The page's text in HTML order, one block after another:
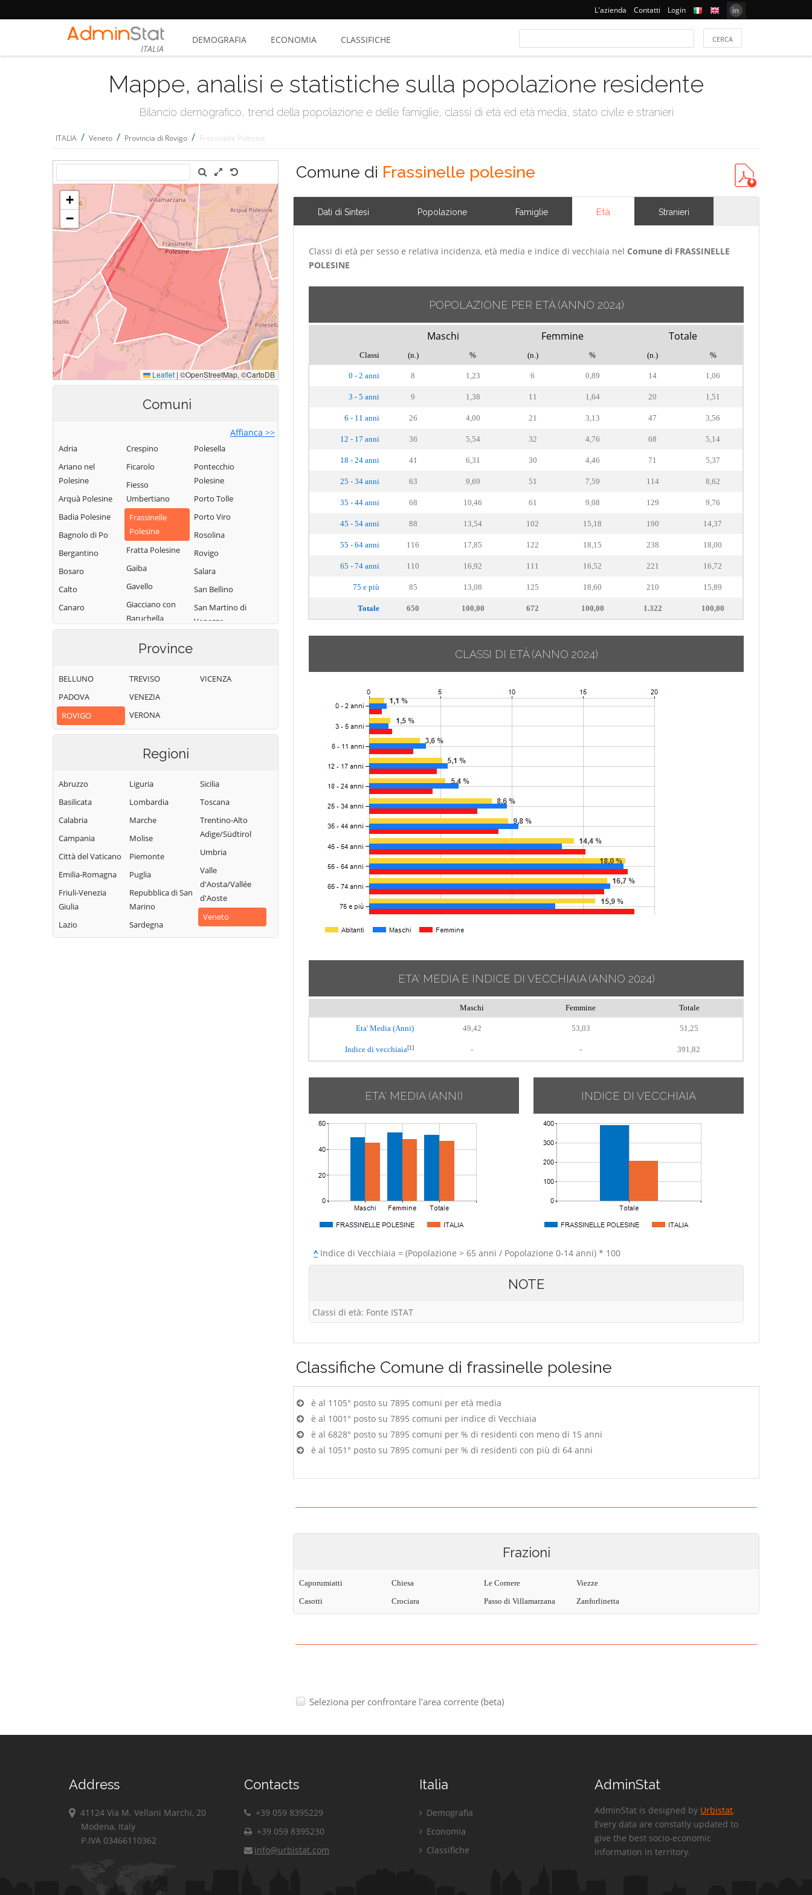
L'azienda Contatti Login
ITALIA
DEMOGRAFIA ECONOMIA CLASSIFICHE
Mappe, analisi e statistiche sulla popolazione residente
Bilancio demografico, trend della popolazione e delle famiglie, classi di età ed età media, stato civile e stranieri
ITALIA / Veneto / Provincia di Rovigo / Frassinelle Polesine
Comuni
Affianca >>
Adria
Ariano nel
Polesine
Arquà Polesine
Badia Polesine
Bagnolo di Po
Bergantino
Bosaro
Calto
Canaro
Canda
Castelnovo
Bariano
Ceneselli
Ceregnano
Crespino
Ficarolo
Fiesso
Umbertiano
Frassinelle
Polesine
Fratta Polesine
Gaiba
Gavello
Giacciano con
Baruchella
Lendinara
Occhiobello
Pettorazza
Polesella
Pontecchio
Polesine
Porto Tolle
Porto Viro
Rosolina
Rovigo
Salara
San Bellino
San Martino di
Venezze
Trecenta
Villanova del
Province
BELLUNO
PADOVA
ROVIGO
TREVISO
VENEZIA
VERONA
VICENZA
Regioni
Abruzzo
Basilicata
Calabria
Campania
Città del Vaticano
Emilia-Romagna
Friuli-Venezia
Giulia
Lazio
Liguria
Lombardia
Marche
Molise
Piemonte
Puglia
Repubblica di San
Marino
Sardegna
Sicilia
Toscana
Trentino-Alto
Adige/Südtirol
Umbria
Valle
d'Aosta/Vallée
d'Aoste
Veneto
Comune di Frassinelle polesine
Dati di Sintesi Popolazione Famiglie Età Stranieri
Classi di età per sesso e relativa incidenza, età media e indice di vecchiaia nel Comune di FRASSINELLE
POLESINE
POPOLAZIONE PER ETÀ (ANNO 2024)
Maschi Femmine Totale
Classi (n.) % (n.) % (n.) %
0 - 2 anni 8 1,23 6 0,89 14 1,06
3 - 5 anni 9 1,38 11 1,64 20 1,51
6 - 11 anni 26 4,00 21 3,13 47 3,56
12 - 17 anni 36 5,54 32 4,76 68 5,14
18 - 24 anni 41 6,31 30 4,46 71 5,37
25 - 34 anni 63 9,69 51 7,59 114 8,62
35 - 44 anni 68 10,46 61 9,08 129 9,76
45 - 54 anni 88 13,54 102 15,18 190 14,37
55 - 64 anni 116 17,85 122 18,15 238 18,00
65 - 74 anni 110 16,92 111 16,52 221 16,72
75 e più 85 13,08 125 18,60 210 15,89
Totale 650 100,00 672 100,00 1.322 100,00
CLASSI DI ETÀ (ANNO 2024)
ETA' MEDIA E INDICE DI VECCHIAIA (ANNO 2024)
Maschi Femmine Totale
Eta' Media (Anni) 49,42 53,03 51,25
Indice di vecchiaia[1] - - 391,82
ETA' MEDIA (ANNI) INDICE DI VECCHIAIA
^Indice di Vecchiaia = (Popolazione > 65 anni / Popolazione 0-14 anni) * 100
NOTE
Classi di età: Fonte ISTAT
Classifiche Comune di frassinelle polesine
è al 1105° posto su 7895 comuni per età media
è al 1001° posto su 7895 comuni per indice di Vecchiaia
è al 6828° posto su 7895 comuni per % di residenti con meno di 15 anni
è al 1051° posto su 7895 comuni per % di residenti con più di 64 anni
Frazioni
Caporumiatti
Casotti
Chiesa
Crociara
Le Cornere
Passo di Villamarzana
Viezze
Zanforlinetta
Seleziona per confrontare l'area corrente (beta)
Address
41124 Via M. Vellani Marchi, 20
Modena, Italy
P.IVA 03466110362
Contacts
+39 059 8395229
+39 059 8395230
info@urbistat.com
Italia
Demografia
Economia
Classifiche
AdminStat
AdminStat is designed by Urbistat.
Every data are constatly updated to
give the best socio-economic
information in territory.